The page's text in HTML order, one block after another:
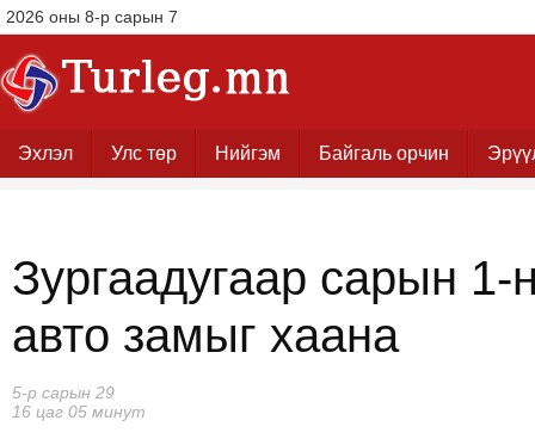
2026 оны 8-р сарын 7
Эхлэл Улс төр Нийгэм Байгаль орчин
Зургаадугаар сарын 1-
авто замыг хаана
5-р сарын 29
16 цаг 05 минут